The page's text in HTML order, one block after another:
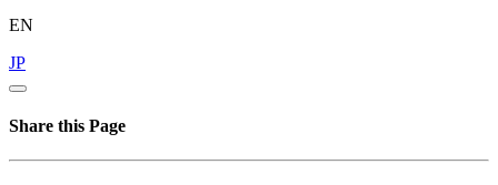
EN
JP
Share this Page